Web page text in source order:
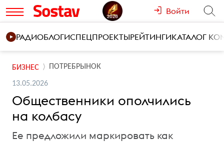
Войти
РАДИОБЛОГИСПЕЦПРОЕКТЫРЕЙТИНГИКАТАЛОГ
БИЗНЕС ПОТРЕБРЫНОК
13.05.2026
Общественники ополчились
на колбасу
Ее предложили маркировать как